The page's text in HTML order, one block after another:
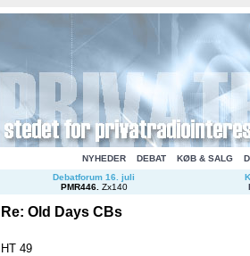
NYHEDER DEBAT KØB & SALG
Debatforum 16. juli
PMR446. Zx140
Re: Old Days CBs
HT 49